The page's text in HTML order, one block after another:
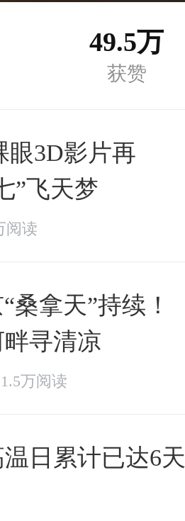
49.5万
获赞
眼3D影片再
”飞天梦
阅读
桑拿天”持续！
寻清凉
1.5万阅读
日累计已达6天